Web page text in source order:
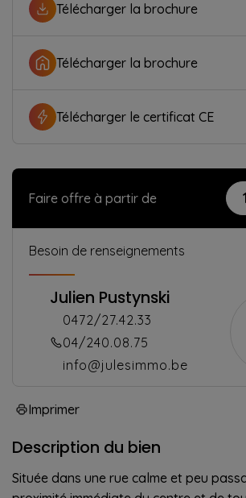
Télécharger la brochure
Télécharger la brochure
Télécharger le certificat CE
Faire offre à partir de
Besoin de renseignements
Julien Pustynski
0472/27.42.33
04/240.08.75
info@julesimmo.be
Imprimer
Description du bien
Située dans une rue calme et peu